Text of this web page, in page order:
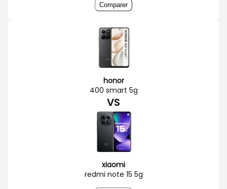
Comparer
honor
400 smart 5g
VS
xiaomi
redmi note 15 5g